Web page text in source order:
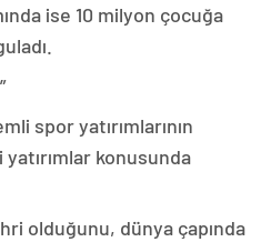
ise 10 milyon çocuğa
spor yatırımlarının
yatırımlar konusunda
olduğunu, dünya çapında